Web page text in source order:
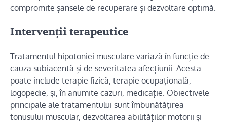
compromite șansele de recuperare și dezvoltare optimă.
Intervenții terapeutice
Tratamentul hipotoniei musculare variază în funcție de
cauza subiacentă și de severitatea afecțiunii. Acesta
poate include terapie fizică, terapie ocupațională,
logopedie, și, în anumite cazuri, medicație. Obiectivele
principale ale tratamentului sunt îmbunătățirea
tonusului muscular, dezvoltarea abilităților motorii și